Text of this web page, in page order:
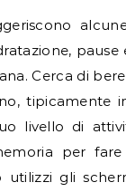
pause
Cerca di
tipicamente
livello di
per
utilizzi gli